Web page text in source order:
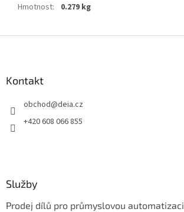
Hmotnost: 0.279 kg
Kontakt
obchod@deia.cz
+420 608 066 855
Služby
Prodej dílů pro průmyslovou automatizaci